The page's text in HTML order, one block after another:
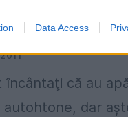
Data Access
nu tot ce-i
încântaţi că au
dar